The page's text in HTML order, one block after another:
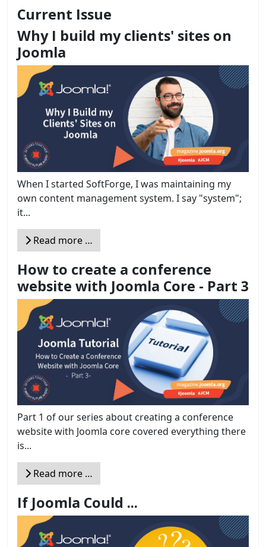
Current Issue
Why I build my clients' sites on
Joomla
When I started SoftForge, I was maintaining my
own content management system. I say "system";
it...
Read more …
How to create a conference
website with Joomla Core - Part 3
Part 1 of our series about creating a conference
website with Joomla core covered everything there
is...
Read more …
If Joomla Could ...